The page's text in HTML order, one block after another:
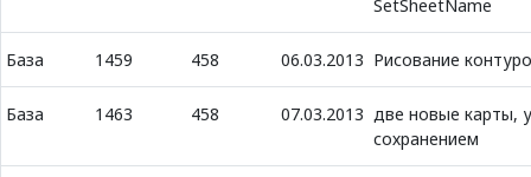
SetSheetName
База 1459 458 06.03.2013 Рисование
База 1463 458 07.03.2013 две новые карты,
сохранением